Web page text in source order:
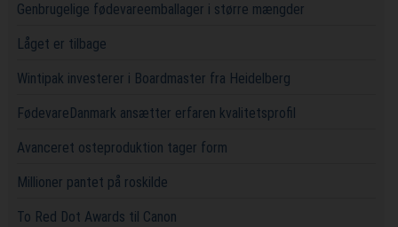
Genbrugelige fødevareemballager i større mængder
Låget er tilbage
Wintipak investerer i Boardmaster fra Heidelberg
FødevareDanmark ansætter erfaren kvalitetsprofil
Avanceret osteproduktion tager form
Millioner pantet på roskilde
To Red Dot Awards til Canon